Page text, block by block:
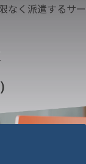
なく派遣するサー